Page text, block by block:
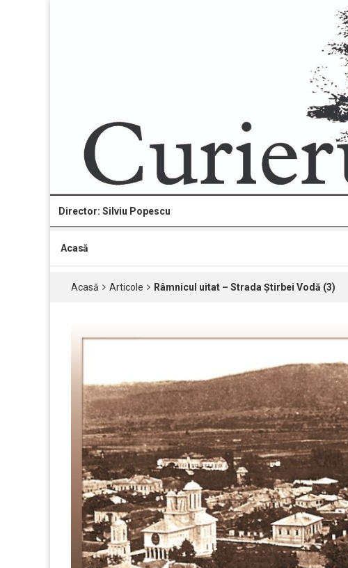
Director: Silviu Popescu
Acasă
Acasă Articole Râmnicul uitat – Strada Știrbei Vodă (3)